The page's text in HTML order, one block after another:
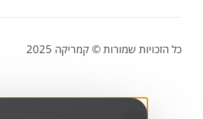
כל הזכויות שמורות © קמריקה 2025